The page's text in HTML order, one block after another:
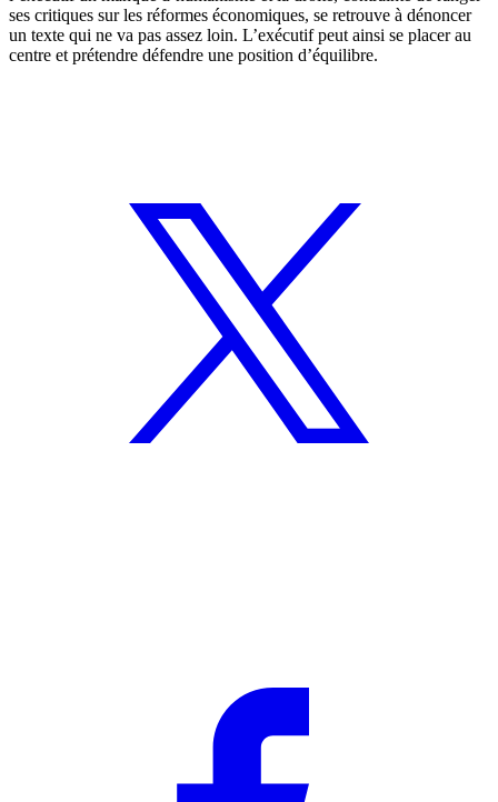
ses critiques sur les réformes économiques, se retrouve à dénoncer
un texte qui ne va pas assez loin. L’exécutif peut ainsi se placer au
centre et prétendre défendre une position d’équilibre.